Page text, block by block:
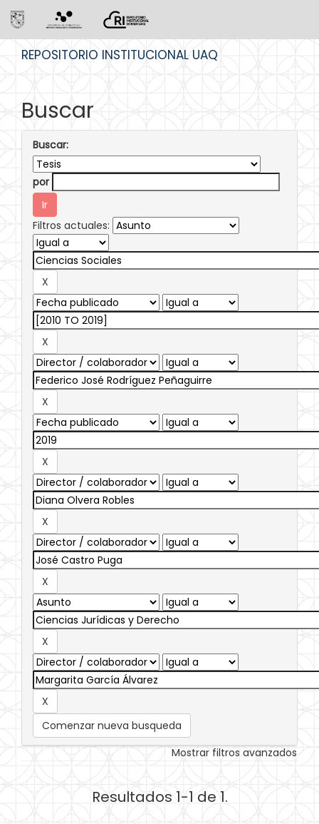
REPOSITORIO INSTITUCIONAL UAQ
Buscar
Buscar:
por
Filtros actuales:
Comenzar nueva busqueda
Mostrar filtros avanzados
Resultados 1-1 de 1.